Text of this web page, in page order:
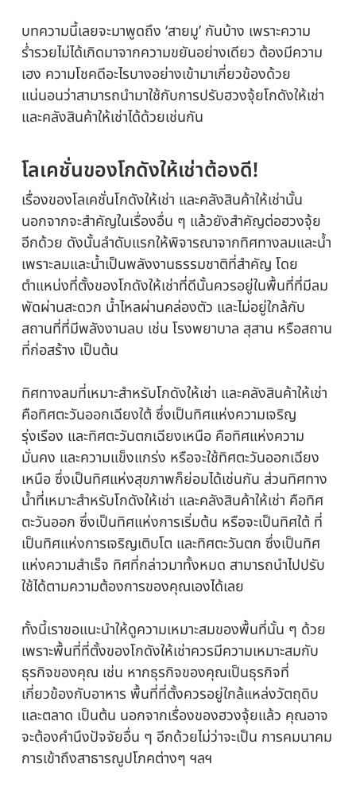
บทความนี้เลยจะมาพูดถึง ‘สายมู’ กันบ้าง เพราะความ
ร่ำรวยไม่ได้เกิดมาจากความขยันอย่างเดียว ต้องมีความ
เฮง ความโชคดีอะไรบางอย่างเข้ามาเกี่ยวข้องด้วย
แน่นอนว่าสามารถนำมาใช้กับการปรับฮวงจุ้ยโกดังให้เช่า
และคลังสินค้าให้เช่าได้ด้วยเช่นกัน
โลเคชั่นของโกดังให้เช่าต้องดี!
เรื่องของโลเคชั่นโกดังให้เช่า และคลังสินค้าให้เช่านั้น
นอกจากจะสำคัญในเรื่องอื่น ๆ แล้วยังสำคัญต่อฮวงจุ้ย
อีกด้วย ดังนั้นลำดับแรกให้พิจารณาจากทิศทางลมและน้ำ
เพราะลมและน้ำเป็นพลังงานธรรมชาติที่สำคัญ โดย
ตำแหน่งที่ตั้งของโกดังให้เช่าที่ดีนั้นควรอยู่ในพื้นที่ที่มีลม
พัดผ่านสะดวก น้ำไหลผ่านคล่องตัว และไม่อยู่ใกล้กับ
สถานที่ที่มีพลังงานลบ เช่น โรงพยาบาล สุสาน หรือสถาน
ที่ก่อสร้าง เป็นต้น
ทิศทางลมที่เหมาะสำหรับโกดังให้เช่า และคลังสินค้าให้เช่า
คือทิศตะวันออกเฉียงใต้ ซึ่งเป็นทิศแห่งความเจริญ
รุ่งเรือง และทิศตะวันตกเฉียงเหนือ คือทิศแห่งความ
มั่นคง และความแข็งแกร่ง หรือจะใช้ทิศตะวันออกเฉียง
เหนือ ซึ่งเป็นทิศแห่งสุขภาพก็ย่อมได้เช่นกัน ส่วนทิศทาง
น้ำที่เหมาะสำหรับโกดังให้เช่า และคลังสินค้าให้เช่า คือทิศ
ตะวันออก ซึ่งเป็นทิศแห่งการเริ่มต้น หรือจะเป็นทิศใต้ ที่
เป็นทิศแห่งการเจริญเติบโต และทิศตะวันตก ซึ่งเป็นทิศ
แห่งความสำเร็จ ทิศที่กล่าวมาทั้งหมด สามารถนำไปปรับ
ใช้ได้ตามความต้องการของคุณเองได้เลย
ทั้งนี้เราขอแนะนำให้ดูความเหมาะสมของพื้นที่นั้น ๆ ด้วย
เพราะพื้นที่ที่ตั้งของโกดังให้เช่าควรมีความเหมาะสมกับ
ธุรกิจของคุณ เช่น หากธุรกิจของคุณเป็นธุรกิจที่
เกี่ยวข้องกับอาหาร พื้นที่ที่ตั้งควรอยู่ใกล้แหล่งวัตถุดิบ
และตลาด เป็นต้น นอกจากเรื่องของฮวงจุ้ยแล้ว คุณอาจ
จะต้องคำนึงปัจจัยอื่น ๆ อีกด้วยไม่ว่าจะเป็น การคมนาคม
การเข้าถึงสาธารณูปโภคต่างๆ ฯลฯ